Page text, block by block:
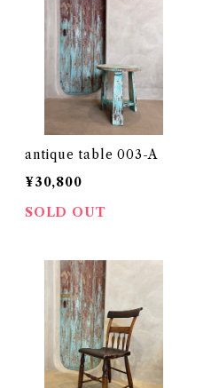
antique table 003-A
¥30,800
SOLD OUT